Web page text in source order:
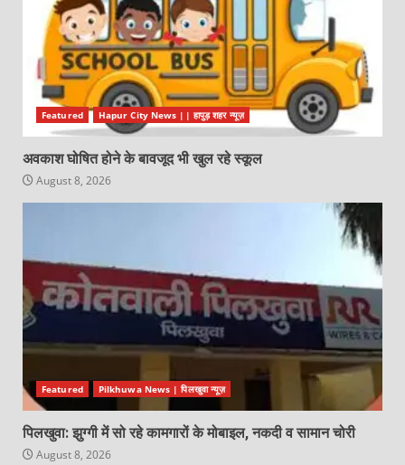
Featured Hapur City News || हापुड़ शहर न्यूज़
अवकाश घोषित होने के बावजूद भी खुल रहे स्कूल
August 8, 2026
Featured Pilkhuwa News | पिलखुवा न्यूज़
पिलखुवा: झुग्गी में सो रहे कामगारों के मोबाइल, नकदी व सामान चोरी
August 8, 2026